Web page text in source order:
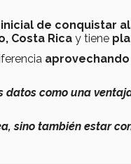
de conquistar
Costa Rica y tiene
datos como una
sino también estar